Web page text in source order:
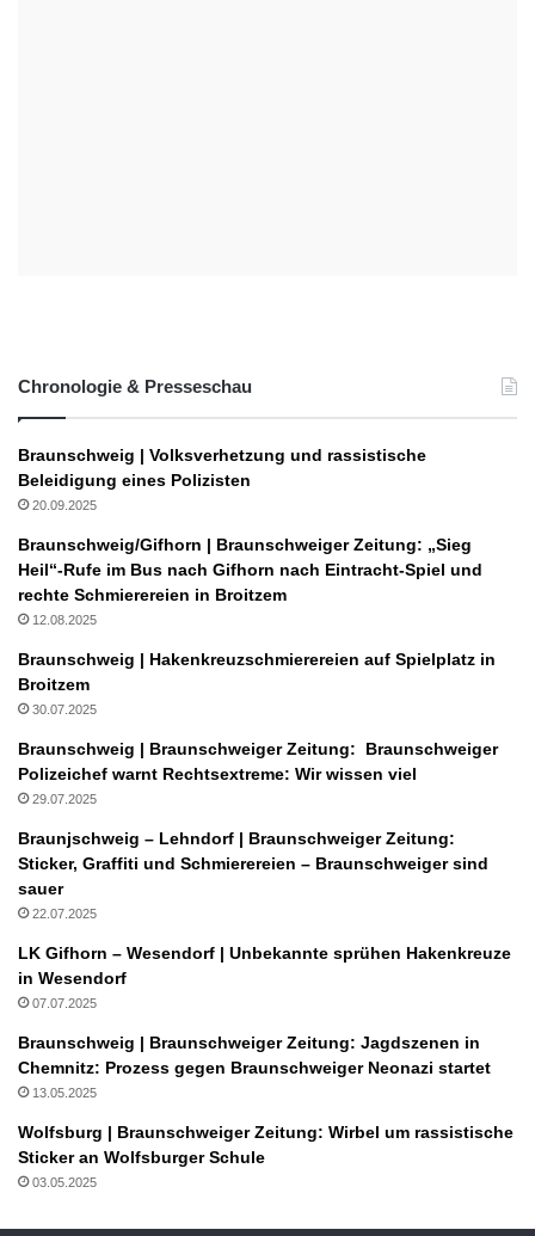
Chronologie & Presseschau
Braunschweig | Volksverhetzung und rassistische
Beleidigung eines Polizisten
20.09.2025
Braunschweig/Gifhorn | Braunschweiger Zeitung: „Sieg
Heil“-Rufe im Bus nach Gifhorn nach Eintracht-Spiel und
rechte Schmierereien in Broitzem
12.08.2025
Braunschweig | Hakenkreuzschmierereien auf Spielplatz in
Broitzem
30.07.2025
Braunschweig | Braunschweiger Zeitung: Braunschweiger
Polizeichef warnt Rechtsextreme: Wir wissen viel
29.07.2025
Braunjschweig – Lehndorf | Braunschweiger Zeitung:
Sticker, Graffiti und Schmierereien – Braunschweiger sind
sauer
22.07.2025
LK Gifhorn – Wesendorf | Unbekannte sprühen Hakenkreuze
in Wesendorf
07.07.2025
Braunschweig | Braunschweiger Zeitung: Jagdszenen in
Chemnitz: Prozess gegen Braunschweiger Neonazi startet
13.05.2025
Wolfsburg | Braunschweiger Zeitung: Wirbel um rassistische
Sticker an Wolfsburger Schule
03.05.2025